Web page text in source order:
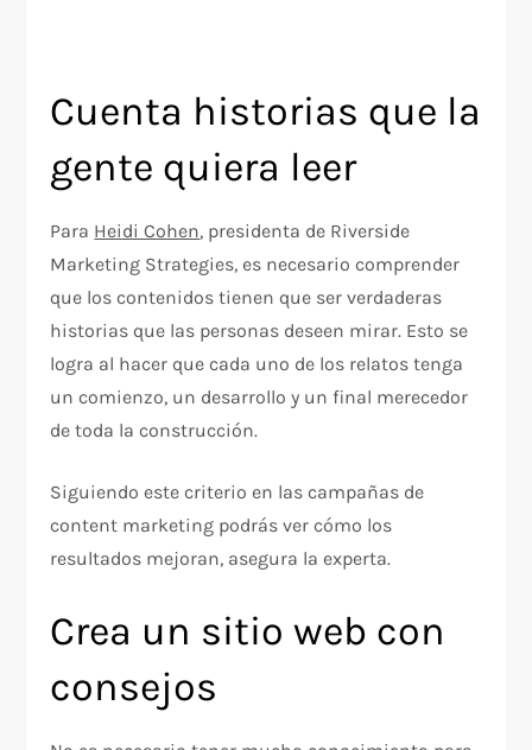
Cuenta historias que la
gente quiera leer
Para Heidi Cohen, presidenta de Riverside
Marketing Strategies, es necesario comprender
que los contenidos tienen que ser verdaderas
historias que las personas deseen mirar. Esto se
logra al hacer que cada uno de los relatos tenga
un comienzo, un desarrollo y un final merecedor
de toda la construcción.
Siguiendo este criterio en las campañas de
content marketing podrás ver cómo los
resultados mejoran, asegura la experta.
Crea un sitio web con
consejos